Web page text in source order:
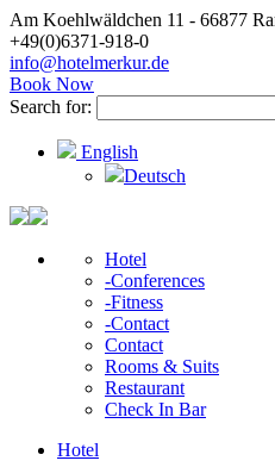
Am Koehlwäldchen 11 - 66877
+49(0)6371-918-0
info@hotelmerkur.de
Book Now
Search for:
English
Deutsch
Hotel
-Conferences
-Fitness
-Contact
Contact
Rooms & Suits
Restaurant
Check In Bar
Hotel